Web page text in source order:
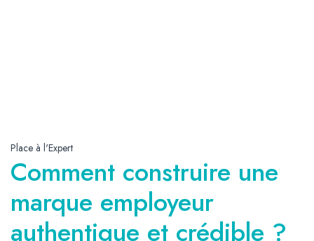
Place à l'Expert
Comment construire une
marque employeur
authentique et crédible ?